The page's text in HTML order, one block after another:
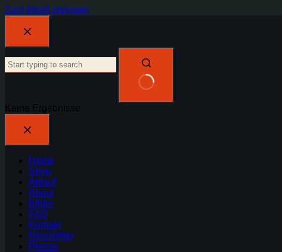
Zum Inhalt springen
Keine Ergebnisse
Home
Shop
Ablauf
About
Bilder
FAQ
Kontakt
Newsletter
Presse